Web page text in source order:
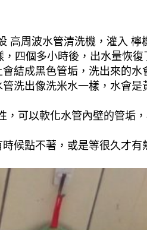
周波水管清洗機，灌入 檸
四個多小時後，出水量恢復
結成黑色管垢，洗出來的水
洗出像洗米水一樣，水會是
可以軟化水管內壁的管垢
候點不著，或是等很久才有